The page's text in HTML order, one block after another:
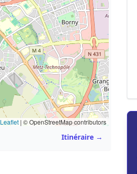
Leaflet | © OpenStreetMap contributors
Itinéraire →